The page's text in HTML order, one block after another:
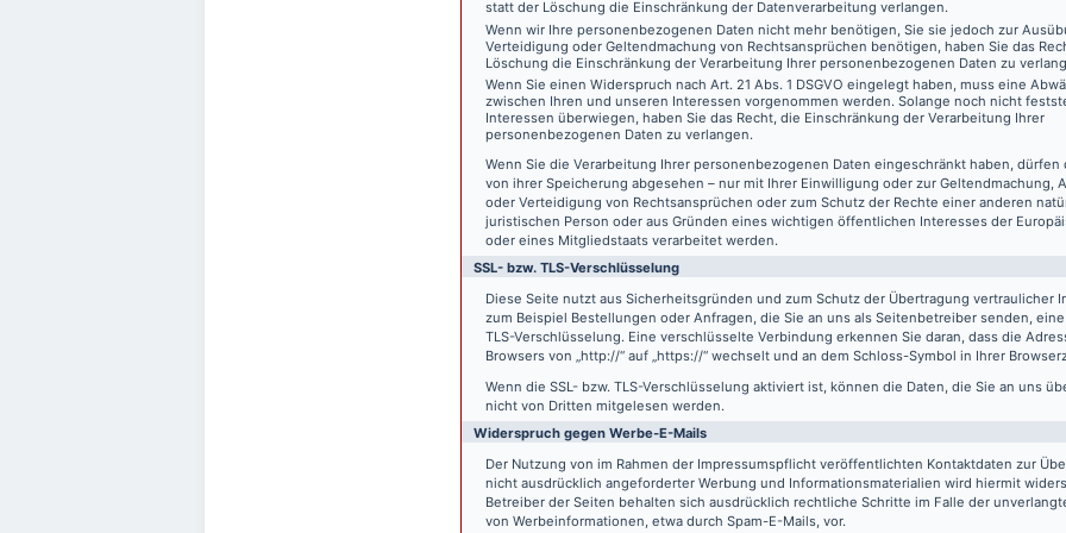
statt der Löschung die Einschränkung der Datenverarbeitung verlangen.
Wenn wir Ihre personenbezogenen Daten nicht mehr benötigen, Sie sie jedoch zur
Verteidigung oder Geltendmachung von Rechtsansprüchen benötigen, haben Sie das
Löschung die Einschränkung der Verarbeitung Ihrer personenbezogenen Daten zu
Wenn Sie einen Widerspruch nach Art. 21 Abs. 1 DSGVO eingelegt haben, muss eine
zwischen Ihren und unseren Interessen vorgenommen werden. Solange noch nicht
Interessen überwiegen, haben Sie das Recht, die Einschränkung der Verarbeitung Ihrer
personenbezogenen Daten zu verlangen.
Wenn Sie die Verarbeitung Ihrer personenbezogenen Daten eingeschränkt haben, dürfen
von ihrer Speicherung abgesehen – nur mit Ihrer Einwilligung oder zur Geltendmachung,
oder Verteidigung von Rechtsansprüchen oder zum Schutz der Rechte einer anderen
juristischen Person oder aus Gründen eines wichtigen öffentlichen Interesses der
oder eines Mitgliedstaats verarbeitet werden.
SSL- bzw. TLS-Verschlüsselung
Diese Seite nutzt aus Sicherheitsgründen und zum Schutz der Übertragung vertraulicher
zum Beispiel Bestellungen oder Anfragen, die Sie an uns als Seitenbetreiber senden, eine
TLS-Verschlüsselung. Eine verschlüsselte Verbindung erkennen Sie daran, dass die
Browsers von „http://“ auf „https://“ wechselt und an dem Schloss-Symbol in Ihrer
Wenn die SSL- bzw. TLS-Verschlüsselung aktiviert ist, können die Daten, die Sie an uns
nicht von Dritten mitgelesen werden.
Widerspruch gegen Werbe-E-Mails
Der Nutzung von im Rahmen der Impressumspflicht veröffentlichten Kontaktdaten zur
nicht ausdrücklich angeforderter Werbung und Informationsmaterialien wird hiermit
Betreiber der Seiten behalten sich ausdrücklich rechtliche Schritte im Falle der
von Werbeinformationen, etwa durch Spam-E-Mails, vor.